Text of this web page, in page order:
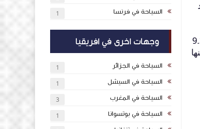
الجنوبي الشرقي من بوتسوانا، وتبعد 15 كيلومترا (9.3
السياحة في فرنسا 1
وجهات اخرى في افريقيا
السياحة في الجزائر 1
السياحة في السيشل 1
السياحة في المغرب 3
السياحة في بوتسوانا 1